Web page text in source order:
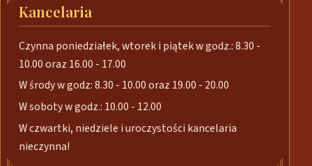
Kancelaria
Czynna poniedziałek, wtorek i piątek w godz.: 8.30 -
10.00 oraz 16.00 - 17.00
W środy w godz: 8.30 - 10.00 oraz 19.00 - 20.00
W soboty w godz.: 10.00 - 12.00
W czwartki, niedziele i uroczystości kancelaria
nieczynna!